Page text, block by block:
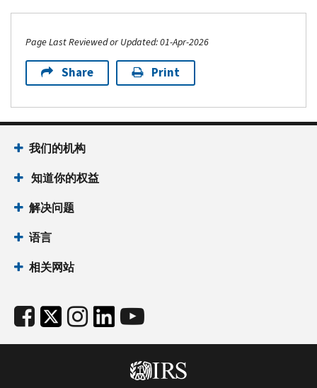
Page Last Reviewed or Updated: 01-Apr-2026
Share Print
我们的机构
知道你的权益
解决问题
语言
相关网站